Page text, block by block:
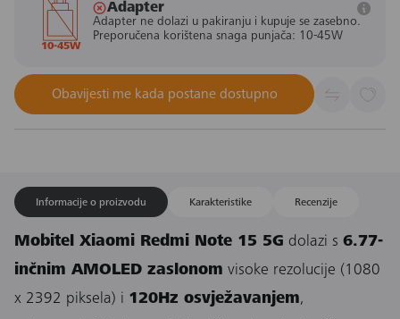
10-45W
Adapter
Adapter ne dolazi u pakiranju i kupuje se zasebno.
Preporučena korištena snaga punjača: 10-45W
Obavijesti me kada postane dostupno
Informacije o proizvodu Karakteristike Recenzije
Mobitel Xiaomi Redmi Note 15 5G dolazi s 6.77-
inčnim AMOLED zaslonom visoke rezolucije (1080
x 2392 piksela) i 120Hz osvježavanjem,